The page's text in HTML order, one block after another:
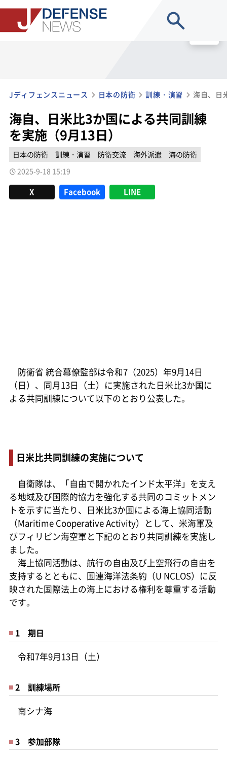
Jディフェンスニュース 日本の防衛 訓練・演習
海自、日米比3か国による共同訓練
を実施（9月13日）
日本の防衛 訓練・演習 防衛交流 海外派遣
海の防衛
2025-9-18 15:19
X Facebook LINE
防衛省 統合幕僚監部は令和7（2025）年9月14日
（日）、同月13日（土）に実施された日米比3か国に
よる共同訓練について以下のとおり公表した。
日米比共同訓練の実施について
自衛隊は、「自由で開かれたインド太平洋」を支え
る地域及び国際的協力を強化する共同のコミットメン
トを示すに当たり、日米比3か国による海上協同活動
（Maritime Cooperative Activity）として、米海軍及
びフィリピン海空軍と下記のとおり共同訓練を実施し
ました。
海上協同活動は、航行の自由及び上空飛行の自由を
支持するとともに、国連海洋法条約（U NCLOS）に反
映された国際法上の海上における権利を尊重する活動
です。
1 期日
令和7年9月13日（土）
2 訓練場所
南シナ海
3 参加部隊